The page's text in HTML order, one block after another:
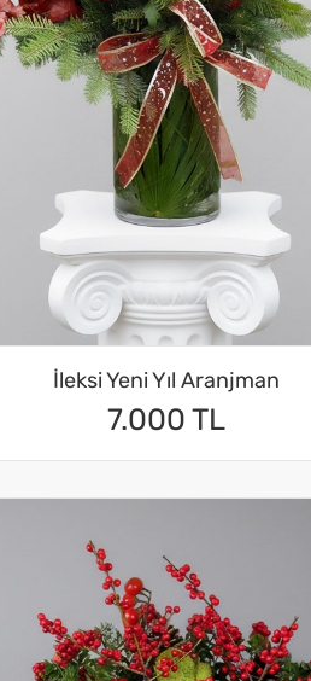
İleksi Yeni Yıl Aranjman
7.000 TL